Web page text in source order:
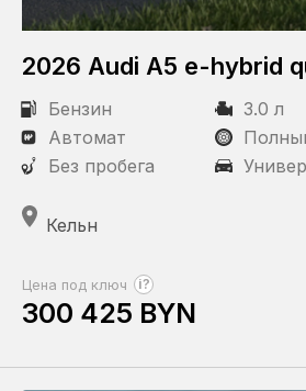
2026 Audi A5 e-hybrid
Бензин
3.0 л
Автомат
Без пробега
Кельн
Цена под ключ ?
300 425 BYN